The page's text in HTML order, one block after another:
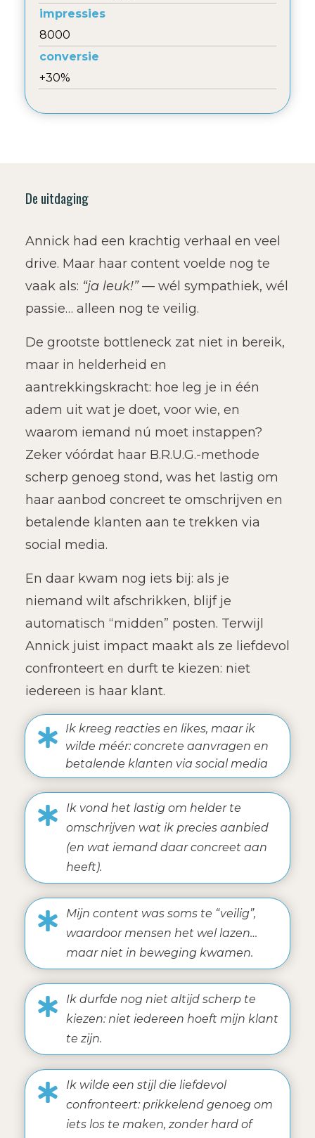
impressies
8000
conversie
+30%
De uitdaging
Annick had een krachtig verhaal en veel
drive. Maar haar content voelde nog te
vaak als: “ja leuk!”— wél sympathiek, wél
passie… alleen nog te veilig.
De grootste bottleneck zat niet in bereik,
maar in helderheid en
aantrekkingskracht: hoe leg je in één
adem uit wat je doet, voor wie, en
waarom iemand nú moet instappen?
Zeker vóórdat haar B.R.U.G.-methode
scherp genoeg stond, was het lastig om
haar aanbod concreet te omschrijven en
betalende klanten aan te trekken via
social media.
En daar kwam nog iets bij: als je
niemand wilt afschrikken, blijf je
automatisch “midden” posten. Terwijl
Annick juist impact maakt als ze liefdevol
confronteert en durft te kiezen: niet
iedereen is haar klant.
Ik kreeg reacties en likes, maar ik
wilde méér: concrete aanvragen en
betalende klanten via social media
Ik vond het lastig om helder te
omschrijven wat ik precies aanbied
(en wat iemand daar concreet aan
heeft).
Mijn content was soms te “veilig”,
waardoor mensen het wel lazen…
maar niet in beweging kwamen.
Ik durfde nog niet altijd scherp te
kiezen: niet iedereen hoeft mijn klant
te zijn.
Ik wilde een stijl die liefdevol
confronteert: prikkelend genoeg om
iets los te maken, zonder hard of